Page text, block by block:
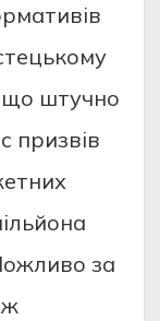
що штучно
призвів
за